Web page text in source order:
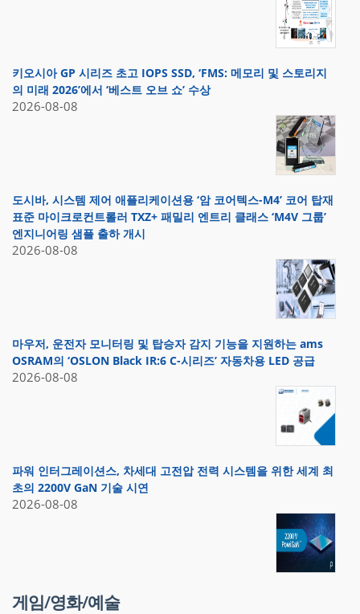
키오시아 GP 시리즈 초고 IOPS SSD, ‘FMS: 메모리 및 스토리지
의 미래 2026’에서 ‘베스트 오브 쇼’ 수상
2026-08-08
도시바, 시스템 제어 애플리케이션용 ‘암 코어텍스-M4’ 코어 탑재
표준 마이크로컨트롤러 TXZ+ 패밀리 엔트리 클래스 ‘M4V 그룹’
엔지니어링 샘플 출하 개시
2026-08-08
마우저, 운전자 모니터링 및 탑승자 감지 기능을 지원하는 ams
OSRAM의 ‘OSLON Black IR:6 C-시리즈’ 자동차용 LED 공급
2026-08-08
파워 인터그레이션스, 차세대 고전압 전력 시스템을 위한 세계 최
초의 2200V GaN 기술 시연
2026-08-08
게임/영화/예술